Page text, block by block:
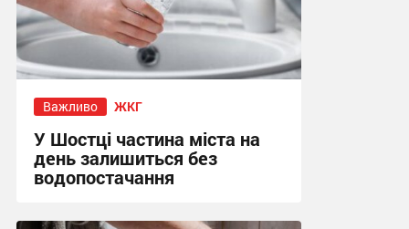
Важливо ЖКГ
У Шостці частина міста на
день залишиться без
водопостачання